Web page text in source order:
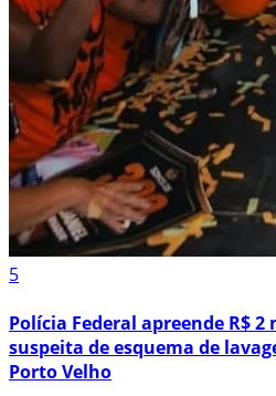
5
Polícia Federal apreende R$
suspeita de esquema de
Porto Velho